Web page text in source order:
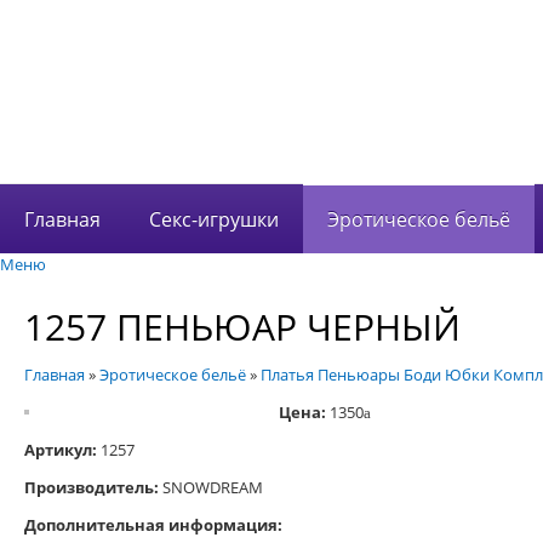
Главная Секс-игрушки Эротическое бельё
Меню
1257 ПЕНЬЮАР ЧЕРНЫЙ
Главная»Эротическое бельё» Платья Пеньюары Боди Юбки
Цена: 1350a
Артикул: 1257
Производитель: SNOWDREAM
Дополнительная информация: